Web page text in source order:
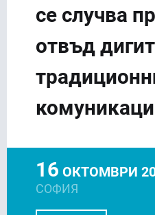
се случва
отвъд
16 ОКТОМВРИ
СОФИЯ